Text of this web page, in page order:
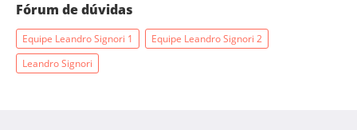
Fórum de dúvidas
Equipe Leandro Signori 1
Equipe Leandro Signori 2
Leandro Signori